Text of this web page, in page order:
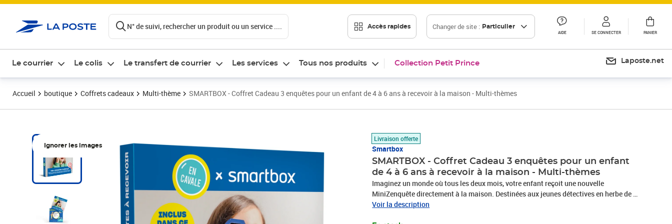
N° de suivi, rechercher un produit ou un service .... Accès rapides Changer de site : Particulier
AIDE SE CONNECTER PANIER
Le courrier Le colis Le transfert de courrier Les services Tous nos produits Collection Petit Prince Laposte.net
Accueil boutique Coffrets cadeaux Multi-thème SMARTBOX - Coffret Cadeau 3 enquêtes pour un enfant de 4 à 6 ans à recevoir à la maison - Multi-thèmes
Ignorer les images
Livraison offerte
Smartbox
SMARTBOX - Coffret Cadeau 3 enquêtes pour un enfant
de 4 à 6 ans à recevoir à la maison - Multi-thèmes
Imaginez un monde où tous les deux mois, votre enfant reçoit une nouvelle
MiniZenquête directement à la maison. Destinées aux jeunes détectives en herbe de 4
à 6 ans, ces enquêtes mêlent mystère et poésie, offrant une expérience unique et
Voir la description
Prix 49,90€